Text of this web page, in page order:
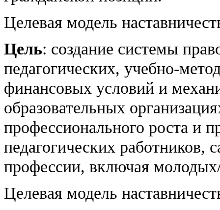
Целевая модель
Цель: создание системы
педагогических, учебно-
финансовых условий и
образовательных
профессионального роста и
педагогических работников,
профессии, включая
Целевая модель